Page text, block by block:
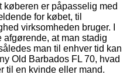
er påpasselig med
for købet, til
virksomheden bruger. I
at man stadig
man til enhver tid kan
Old Barbados FL 70, hvad
til en kvinde eller mand.